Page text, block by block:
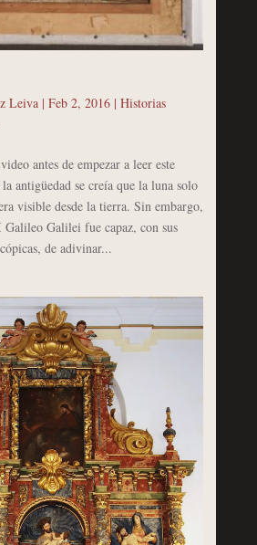
Leiva| Feb 2, 2016| Historias
antes de empezar a leer este
se creía que la luna solo
visible desde la tierra. Sin embargo,
Galilei fue capaz, con sus
de adivinar...